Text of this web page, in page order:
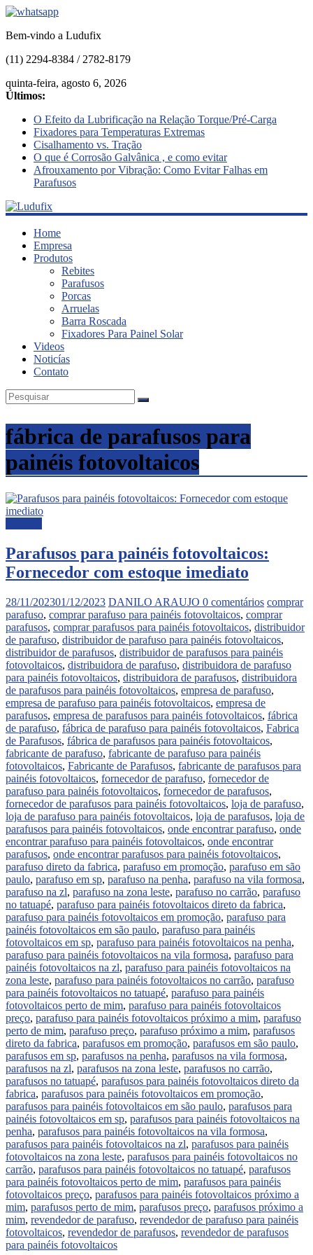
Bem-vindo a Ludufix
(11) 2294-8384 / 2782-8179
quinta-feira, agosto 6, 2026
Últimos:
O Efeito da Lubrificação na Relação Torque/Pré-Carga
Fixadores para Temperaturas Extremas
Cisalhamento vs. Tração
O que é Corrosão Galvânica , e como evitar
Afrouxamento por Vibração: Como Evitar Falhas em
Parafusos
Ludufix
Fixadores
Home
Empresa
Produtos
Rebites
Parafusos
Porcas
Arruelas
Barra Roscada
Fixadores Para Painel Solar
Videos
Noticías
Contato
fábrica de parafusos para
painéis fotovoltaicos
Parafusos para painéis fotovoltaicos:
Fornecedor com estoque imediato
28/11/202301/12/2023 DANILO ARAUJO 0 comentários comprar
parafuso, comprar parafuso para painéis fotovoltaicos, comprar
parafusos, comprar parafusos para painéis fotovoltaicos, distribuidor
de parafuso, distribuidor de parafuso para painéis fotovoltaicos,
distribuidor de parafusos, distribuidor de parafusos para painéis
fotovoltaicos, distribuidora de parafuso, distribuidora de parafuso
para painéis fotovoltaicos, distribuidora de parafusos, distribuidora
de parafusos para painéis fotovoltaicos, empresa de parafuso,
empresa de parafuso para painéis fotovoltaicos, empresa de
parafusos, empresa de parafusos para painéis fotovoltaicos, fábrica
de parafuso, fábrica de parafuso para painéis fotovoltaicos, Fabrica
de Parafusos, fábrica de parafusos para painéis fotovoltaicos,
fabricante de parafuso, fabricante de parafuso para painéis
fotovoltaicos, Fabricante de Parafusos, fabricante de parafusos para
painéis fotovoltaicos, fornecedor de parafuso, fornecedor de
parafuso para painéis fotovoltaicos, fornecedor de parafusos,
fornecedor de parafusos para painéis fotovoltaicos, loja de parafuso,
loja de parafuso para painéis fotovoltaicos, loja de parafusos, loja de
parafusos para painéis fotovoltaicos, onde encontrar parafuso, onde
encontrar parafuso para painéis fotovoltaicos, onde encontrar
parafusos, onde encontrar parafusos para painéis fotovoltaicos,
parafuso direto da fabrica, parafuso em promoção, parafuso em são
paulo, parafuso em sp, parafuso na penha, parafuso na vila formosa,
parafuso na zl, parafuso na zona leste, parafuso no carrão, parafuso
no tatuapé, parafuso para painéis fotovoltaicos direto da fabrica,
parafuso para painéis fotovoltaicos em promoção, parafuso para
painéis fotovoltaicos em são paulo, parafuso para painéis
fotovoltaicos em sp, parafuso para painéis fotovoltaicos na penha,
parafuso para painéis fotovoltaicos na vila formosa, parafuso para
painéis fotovoltaicos na zl, parafuso para painéis fotovoltaicos na
zona leste, parafuso para painéis fotovoltaicos no carrão, parafuso
para painéis fotovoltaicos no tatuapé, parafuso para painéis
fotovoltaicos perto de mim, parafuso para painéis fotovoltaicos
preço, parafuso para painéis fotovoltaicos próximo a mim, parafuso
perto de mim, parafuso preço, parafuso próximo a mim, parafusos
direto da fabrica, parafusos em promoção, parafusos em são paulo,
parafusos em sp, parafusos na penha, parafusos na vila formosa,
parafusos na zl, parafusos na zona leste, parafusos no carrão,
parafusos no tatuapé, parafusos para painéis fotovoltaicos direto da
fabrica, parafusos para painéis fotovoltaicos em promoção,
parafusos para painéis fotovoltaicos em são paulo, parafusos para
painéis fotovoltaicos em sp, parafusos para painéis fotovoltaicos na
penha, parafusos para painéis fotovoltaicos na vila formosa,
parafusos para painéis fotovoltaicos na zl, parafusos para painéis
fotovoltaicos na zona leste, parafusos para painéis fotovoltaicos no
carrão, parafusos para painéis fotovoltaicos no tatuapé, parafusos
para painéis fotovoltaicos perto de mim, parafusos para painéis
fotovoltaicos preço, parafusos para painéis fotovoltaicos próximo a
mim, parafusos perto de mim, parafusos preço, parafusos próximo a
mim, revendedor de parafuso, revendedor de parafuso para painéis
fotovoltaicos, revendedor de parafusos, revendedor de parafusos
para painéis fotovoltaicos